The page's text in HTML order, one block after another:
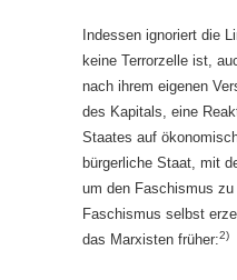
Indessen ignoriert die
keine Terrorzelle ist,
nach ihrem eigenen
des Kapitals, eine
Staates auf
bürgerliche Staat, mit
um den Faschismus
Faschismus selbst
das Marxisten früher:2)